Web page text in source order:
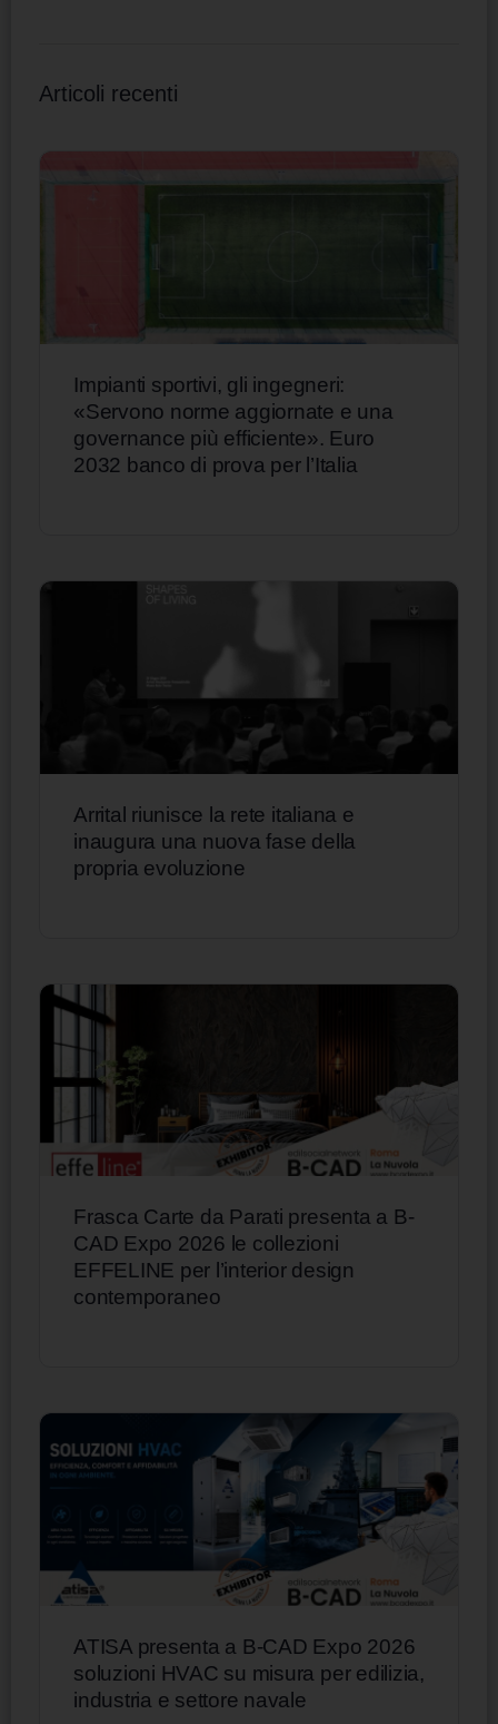
Articoli recenti
Impianti sportivi, gli ingegneri:
«Servono norme aggiornate e una
governance più efficiente». Euro
2032 banco di prova per l’Italia
Arrital riunisce la rete italiana e
inaugura una nuova fase della
propria evoluzione
Frasca Carte da Parati presenta a B-
CAD Expo 2026 le collezioni
EFFELINE per l’interior design
contemporaneo
ATISA presenta a B-CAD Expo 2026
soluzioni HVAC su misura per edilizia,
industria e settore navale